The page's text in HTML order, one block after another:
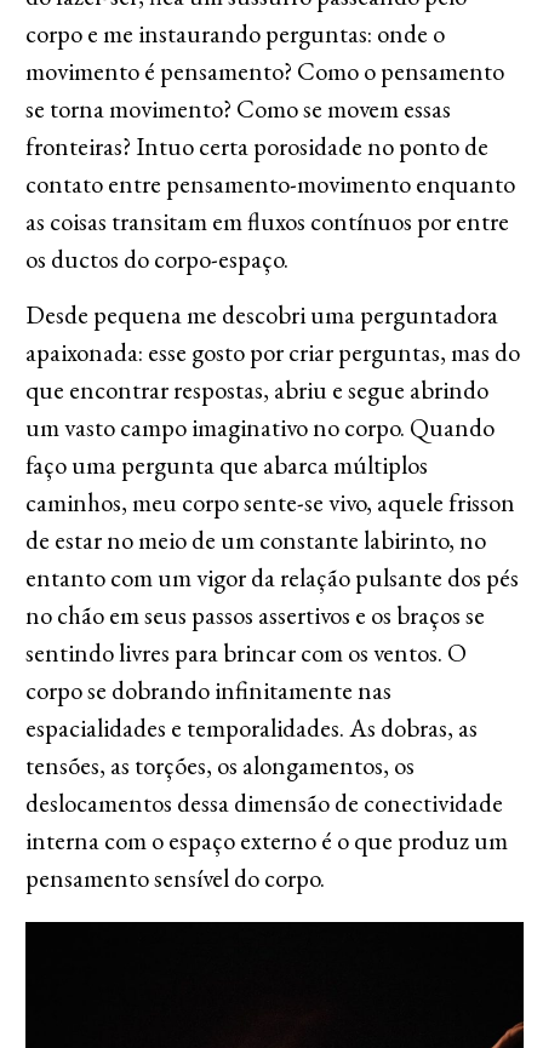
corpo e me instaurando perguntas: onde o
movimento é pensamento? Como o pensamento
se torna movimento? Como se movem essas
fronteiras? Intuo certa porosidade no ponto de
contato entre pensamento-movimento enquanto
as coisas transitam em fluxos contínuos por entre
os ductos do corpo-espaço.
Desde pequena me descobri uma perguntadora
apaixonada: esse gosto por criar perguntas, mas do
que encontrar respostas, abriu e segue abrindo
um vasto campo imaginativo no corpo. Quando
faço uma pergunta que abarca múltiplos
caminhos, meu corpo sente-se vivo, aquele frisson
de estar no meio de um constante labirinto, no
entanto com um vigor da relação pulsante dos pés
no chão em seus passos assertivos e os braços se
sentindo livres para brincar com os ventos. O
corpo se dobrando infinitamente nas
espacialidades e temporalidades. As dobras, as
tensões, as torções, os alongamentos, os
deslocamentos dessa dimensão de conectividade
interna com o espaço externo é o que produz um
pensamento sensível do corpo.